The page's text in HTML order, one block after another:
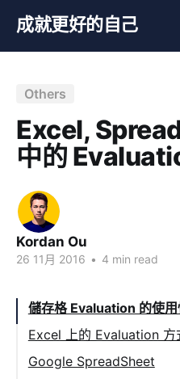
成就更好的自己
Others
Excel,
中的
Kordan Ou
26 11月 2016 • 4 min read
儲存格 Evaluation 的使用
Excel 上的 Evaluation 方
Google SpreadSheet